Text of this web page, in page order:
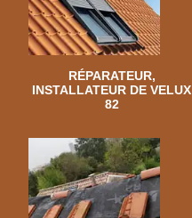
RÉPARATEUR,
INSTALLATEUR DE VELUX
82